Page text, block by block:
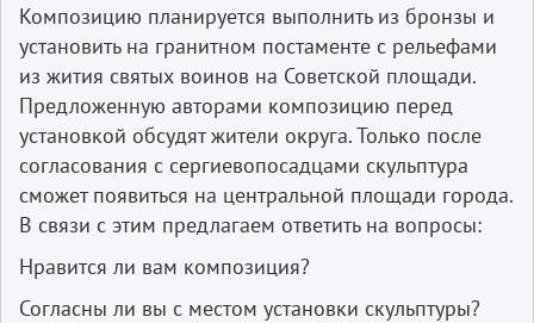
Композицию планируется выполнить из бронзы и
установить на гранитном постаменте с рельефами
из жития святых воинов на Советской площади.
Предложенную авторами композицию перед
установкой обсудят жители округа. Только после
согласования с сергиевопосадцами скульптура
сможет появиться на центральной площади города.
В связи с этим предлагаем ответить на вопросы:
Нравится ли вам композиция?
Согласны ли вы с местом установки скульптуры?